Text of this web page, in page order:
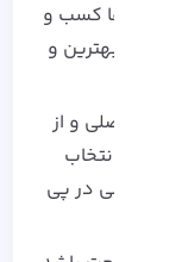
ارتقا کسب و
که از بهترین و
اصلی و از
اگر انتخاب
سنگینی در پی